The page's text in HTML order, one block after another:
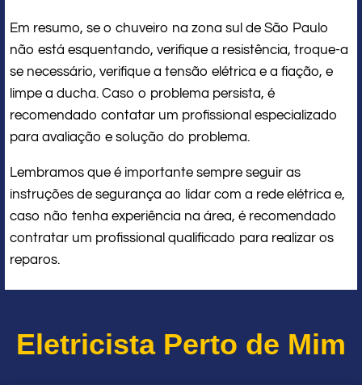
Em resumo, se o chuveiro na zona sul de São Paulo
não está esquentando, verifique a resistência, troque-a
se necessário, verifique a tensão elétrica e a fiação, e
limpe a ducha. Caso o problema persista, é
recomendado contatar um profissional especializado
para avaliação e solução do problema.
Lembramos que é importante sempre seguir as
instruções de segurança ao lidar com a rede elétrica e,
caso não tenha experiência na área, é recomendado
contratar um profissional qualificado para realizar os
reparos.
Eletricista Perto de Mim